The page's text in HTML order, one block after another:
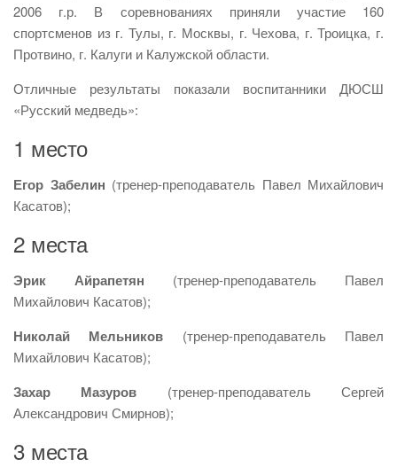
2006 г.р. В соревнованиях приняли участие 160
спортсменов из г. Тулы, г. Москвы, г. Чехова, г. Троицка, г.
Протвино, г. Калуги и Калужской области.
Отличные результаты показали воспитанники ДЮСШ
«Русский медведь»:
1 место
Егор Забелин (тренер-преподаватель Павел Михайлович
Касатов);
2 места
Эрик Айрапетян (тренер-преподаватель Павел
Михайлович Касатов);
Николай Мельников (тренер-преподаватель Павел
Михайлович Касатов);
Захар Мазуров (тренер-преподаватель Сергей
Александрович Смирнов);
3 места